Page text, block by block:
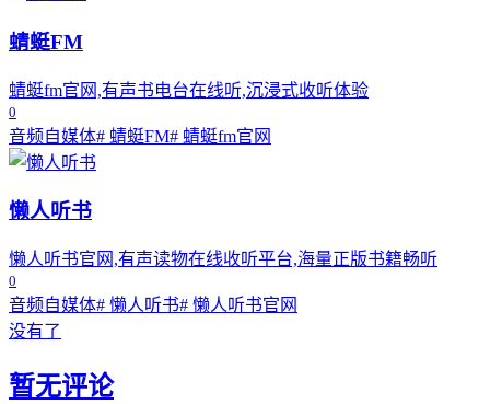
蜻蜓FM
蜻蜓fm官网,有声书电台在线听,沉浸式收听体验
0
音频自媒体# 蜻蜓FM# 蜻蜓fm官网
懒人听书
懒人听书官网,有声读物在线收听平台,海量正版书籍畅听
0
音频自媒体# 懒人听书# 懒人听书官网
没有了
暂无评论